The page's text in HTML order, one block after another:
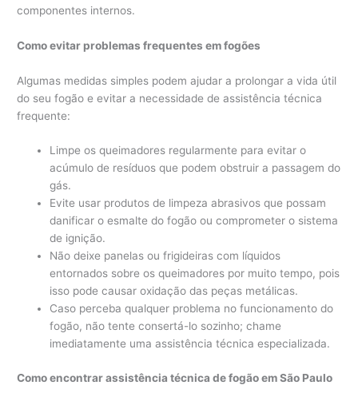
componentes internos.
Como evitar problemas frequentes em fogões
Algumas medidas simples podem ajudar a prolongar a vida útil
do seu fogão e evitar a necessidade de assistência técnica
frequente:
Limpe os queimadores regularmente para evitar o
acúmulo de resíduos que podem obstruir a passagem do
gás.
Evite usar produtos de limpeza abrasivos que possam
danificar o esmalte do fogão ou comprometer o sistema
de ignição.
Não deixe panelas ou frigideiras com líquidos
entornados sobre os queimadores por muito tempo, pois
isso pode causar oxidação das peças metálicas.
Caso perceba qualquer problema no funcionamento do
fogão, não tente consertá-lo sozinho; chame
imediatamente uma assistência técnica especializada.
Como encontrar assistência técnica de fogão em São Paulo